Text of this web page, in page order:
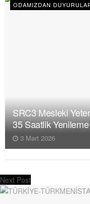
ODAMIZDAN
SRC3 Mesleki
35 Saatlik
3 Mart 2026
Next Post